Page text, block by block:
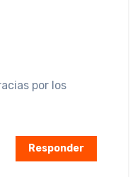
por los
Responder